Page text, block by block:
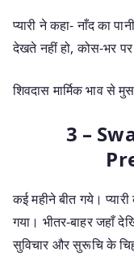
प्यारी ने कहा- नाँद का
देखते नहीं हो, कोस-भर
शिवदास मार्मिक भाव
3 –
कई महीने बीत गये।
गया। भीतर-बाहर जहाँ
सुविचार और सुरूचि के